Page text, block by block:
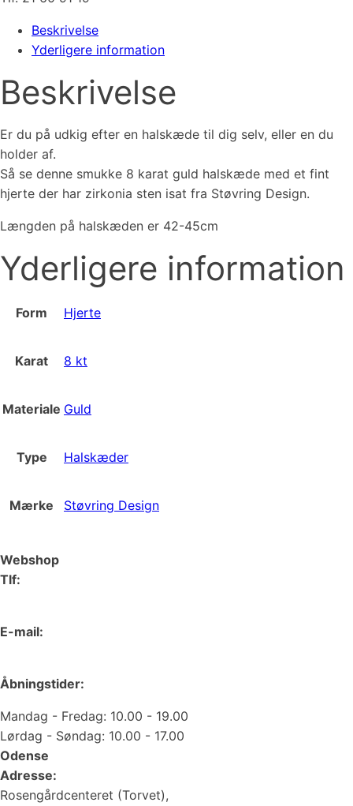
Beskrivelse
Yderligere information
Beskrivelse
Er du på udkig efter en halskæde til dig selv, eller en du
holder af.
Så se denne smukke 8 karat guld halskæde med et fint
hjerte der har zirkonia sten isat fra Støvring Design.
Længden på halskæden er 42-45cm
Yderligere information
Form Hjerte
Karat 8 kt
Materiale Guld
Type Halskæder
Mærke Støvring Design
Webshop
Tlf:
E-mail:
Åbningstider:
Mandag - Fredag: 10.00 - 19.00
Lørdag - Søndag: 10.00 - 17.00
Odense
Adresse:
Rosengårdcenteret (Torvet),